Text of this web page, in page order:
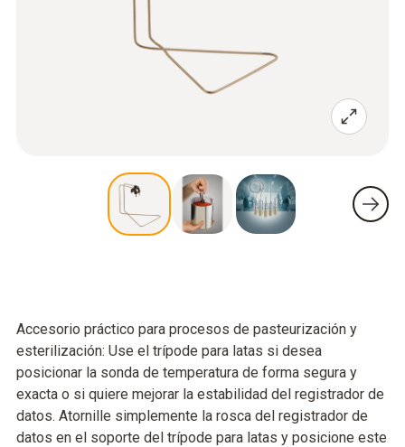
Accesorio práctico para procesos de pasteurización y
esterilización: Use el trípode para latas si desea
posicionar la sonda de temperatura de forma segura y
exacta o si quiere mejorar la estabilidad del registrador de
datos. Atornille simplemente la rosca del registrador de
datos en el soporte del trípode para latas y posicione este